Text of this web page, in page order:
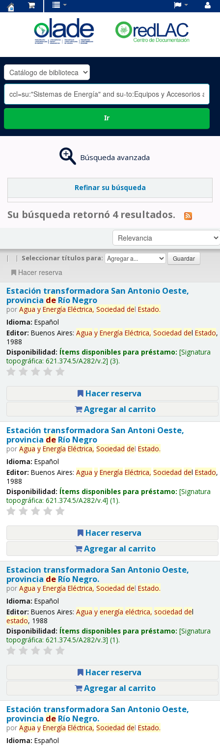
OLADE
-
Ir
Búsqueda avanzada
Refinar su búsqueda
Su búsqueda retornó 4 resultados.
| | Seleccionar títulos para:
Hacer reserva
Estación transformadora San Antonio Oeste,
provincia deRío Negro
por Agua y Energía Eléctrica, Sociedad del Estado.
Idioma: Español
Editor: Buenos Aires: Agua y Energía Eléctrica, Sociedad del Estado,
1988
Disponibilidad: Ítems disponibles para préstamo: Signatura
topográfica: 621.374.5/A282/v.2 (3).
Hacer reserva
Agregar al carrito
Estación transformadora San Antoni Oeste,
provincia deRío Negro
por Agua y Energía Eléctrica, Sociedad del Estado.
Idioma: Español
Editor: Buenos Aires: Agua y Energía Eléctrica, Sociedad del Estado,
1988
Disponibilidad: Ítems disponibles para préstamo: Signatura
topográfica: 621.374.5/A282/v.4 (1).
Hacer reserva
Agregar al carrito
Estacion transformadora San Antonio Oeste,
provincia deRío Negro.
por Agua y Energía Eléctrica, Sociedad del Estado.
Idioma: Español
Editor: Buenos Aires: Agua y energía eléctrica, sociedad del
estado, 1988
Disponibilidad: Ítems disponibles para préstamo: Signatura
topográfica: 621.374.5/A282/v.3 (1).
Hacer reserva
Agregar al carrito
Estación transformadora San Antonio Oeste,
provincia deRío Negro.
por Agua y Energía Eléctrica, Sociedad del Estado.
Idioma: Español